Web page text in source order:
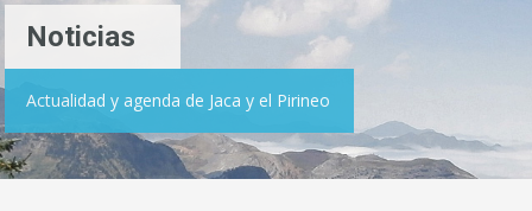
Noticias
Actualidad y agenda de Jaca y el Pirineo